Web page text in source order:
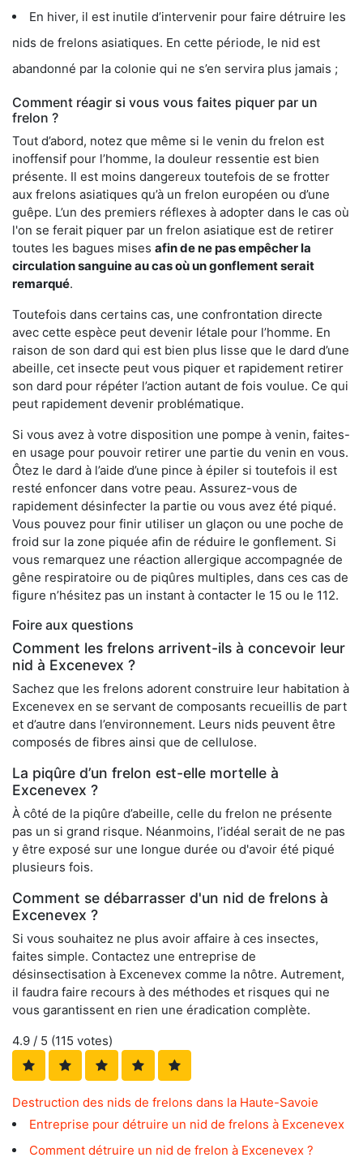
En hiver, il est inutile d’intervenir pour faire détruire les
nids de frelons asiatiques. En cette période, le nid est
abandonné par la colonie qui ne s’en servira plus jamais ;
Comment réagir si vous vous faites piquer par un
frelon ?
Tout d’abord, notez que même si le venin du frelon est
inoffensif pour l’homme, la douleur ressentie est bien
présente. Il est moins dangereux toutefois de se frotter
aux frelons asiatiques qu’à un frelon européen ou d’une
guêpe. L’un des premiers réflexes à adopter dans le cas où
l'on se ferait piquer par un frelon asiatique est de retirer
toutes les bagues mises afin de ne pas empêcher la
circulation sanguine au cas où un gonflement serait
remarqué.
Toutefois dans certains cas, une confrontation directe
avec cette espèce peut devenir létale pour l’homme. En
raison de son dard qui est bien plus lisse que le dard d’une
abeille, cet insecte peut vous piquer et rapidement retirer
son dard pour répéter l’action autant de fois voulue. Ce qui
peut rapidement devenir problématique.
Si vous avez à votre disposition une pompe à venin, faites-
en usage pour pouvoir retirer une partie du venin en vous.
Ôtez le dard à l’aide d’une pince à épiler si toutefois il est
resté enfoncer dans votre peau. Assurez-vous de
rapidement désinfecter la partie ou vous avez été piqué.
Vous pouvez pour finir utiliser un glaçon ou une poche de
froid sur la zone piquée afin de réduire le gonflement. Si
vous remarquez une réaction allergique accompagnée de
gêne respiratoire ou de piqûres multiples, dans ces cas de
figure n’hésitez pas un instant à contacter le 15 ou le 112.
Foire aux questions
Comment les frelons arrivent-ils à concevoir leur
nid à Excenevex ?
Sachez que les frelons adorent construire leur habitation à
Excenevex en se servant de composants recueillis de part
et d’autre dans l’environnement. Leurs nids peuvent être
composés de fibres ainsi que de cellulose.
La piqûre d’un frelon est-elle mortelle à
Excenevex ?
À côté de la piqûre d’abeille, celle du frelon ne présente
pas un si grand risque. Néanmoins, l’idéal serait de ne pas
y être exposé sur une longue durée ou d'avoir été piqué
plusieurs fois.
Comment se débarrasser d'un nid de frelons à
Excenevex ?
Si vous souhaitez ne plus avoir affaire à ces insectes,
faites simple. Contactez une entreprise de
désinsectisation à Excenevex comme la nôtre. Autrement,
il faudra faire recours à des méthodes et risques qui ne
vous garantissent en rien une éradication complète.
4.9 / 5 (115 votes)
Destruction des nids de frelons dans la Haute-Savoie
Entreprise pour détruire un nid de frelons à Excenevex
Comment détruire un nid de frelon à Excenevex ?